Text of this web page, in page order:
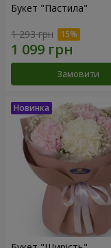
Букет "Пастила"
1 293 грн
Замовити